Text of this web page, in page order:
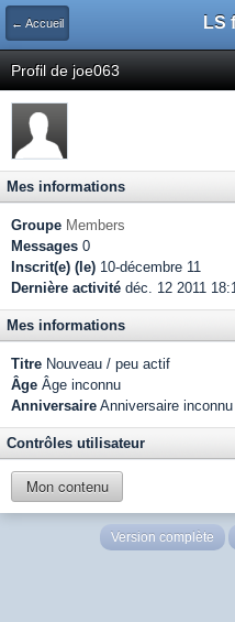
← Accueil LS
Profil de joe063
Mes informations
Groupe Members
Messages 0
Inscrit(e) (le) 10-décembre 11
Dernière activité déc. 12 2011
Mes informations
Titre Nouveau / peu actif
Âge Âge inconnu
Anniversaire Anniversaire inconnu
Contrôles utilisateur
Mon contenu
Version complète